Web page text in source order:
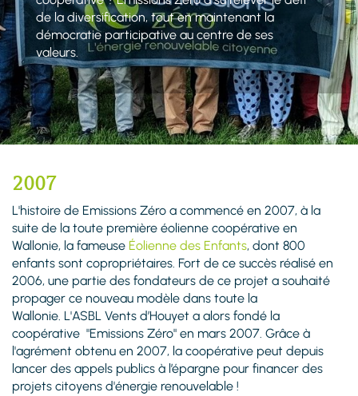
de la diversification, tout en maintenant la
démocratie participative au centre de ses
valeurs.
2007
L'histoire de Emissions Zéro a commencé en 2007, à la
suite de la toute première éolienne coopérative en
Wallonie, la fameuse Éolienne des Enfants, dont 800
enfants sont copropriétaires. Fort de ce succès réalisé en
2006, une partie des fondateurs de ce projet a souhaité
propager ce nouveau modèle dans toute la
Wallonie. L'ASBL Vents d’Houyet a alors fondé la
coopérative "Emissions Zéro" en mars 2007. Grâce à
l'agrément obtenu en 2007, la coopérative peut depuis
lancer des appels publics à l’épargne pour financer des
projets citoyens d'énergie renouvelable !